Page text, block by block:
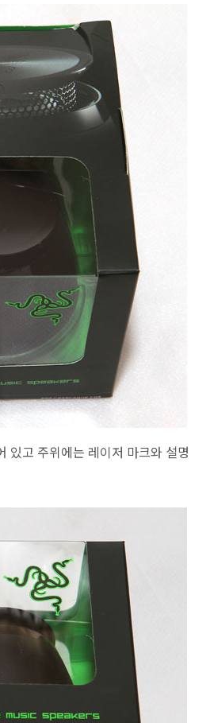
있고 주위에는 레이저 마크와 설명